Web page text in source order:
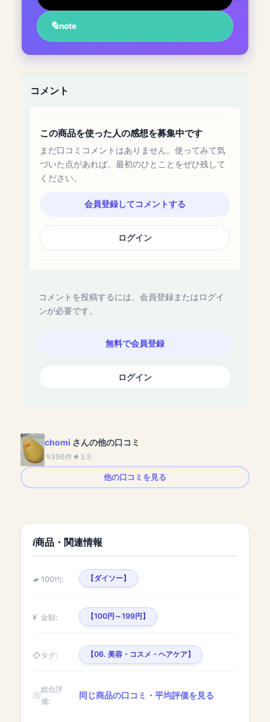
note
コメント
この商品を使った人の感想を募集中です
まだ口コミコメントはありません。使ってみて気
づいた点があれば、最初のひとことをぜひ残して
ください。
会員登録してコメントする
ログイン
コメントを投稿するには、会員登録またはログイ
ンが必要です。
無料で会員登録
ログイン
chomi さんの他の口コミ
396件 3.5
他の口コミを見る
商品・関連情報
100均: 【ダイソー】
金額: 【100円～199円】
タグ: 【06. 美容・コスメ・ヘアケア】
総合評
価:
同じ商品の口コミ・平均評価を見る